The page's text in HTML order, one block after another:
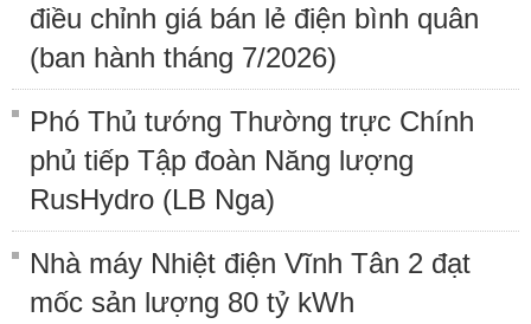
điều chỉnh giá bán lẻ điện bình quân
(ban hành tháng 7/2026)
Phó Thủ tướng Thường trực Chính
phủ tiếp Tập đoàn Năng lượng
RusHydro (LB Nga)
Nhà máy Nhiệt điện Vĩnh Tân 2 đạt
mốc sản lượng 80 tỷ kWh